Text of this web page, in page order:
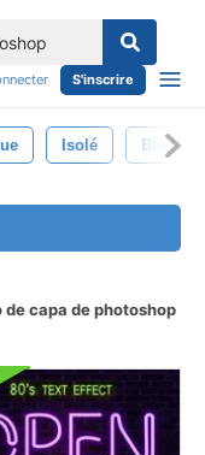
S'inscrire
Isolé Blanc
de capa de photoshop